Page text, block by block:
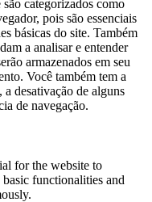
categorizados como
pois são essenciais
básicas do site. Também
a analisar e entender
armazenados em seu
Você também tem a
a desativação de alguns
de navegação.
for the website to
functionalities and